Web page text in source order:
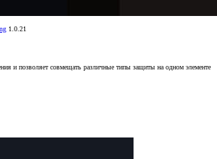
1.0.21
и позволяет совмещать различные типы защиты на одном элементе